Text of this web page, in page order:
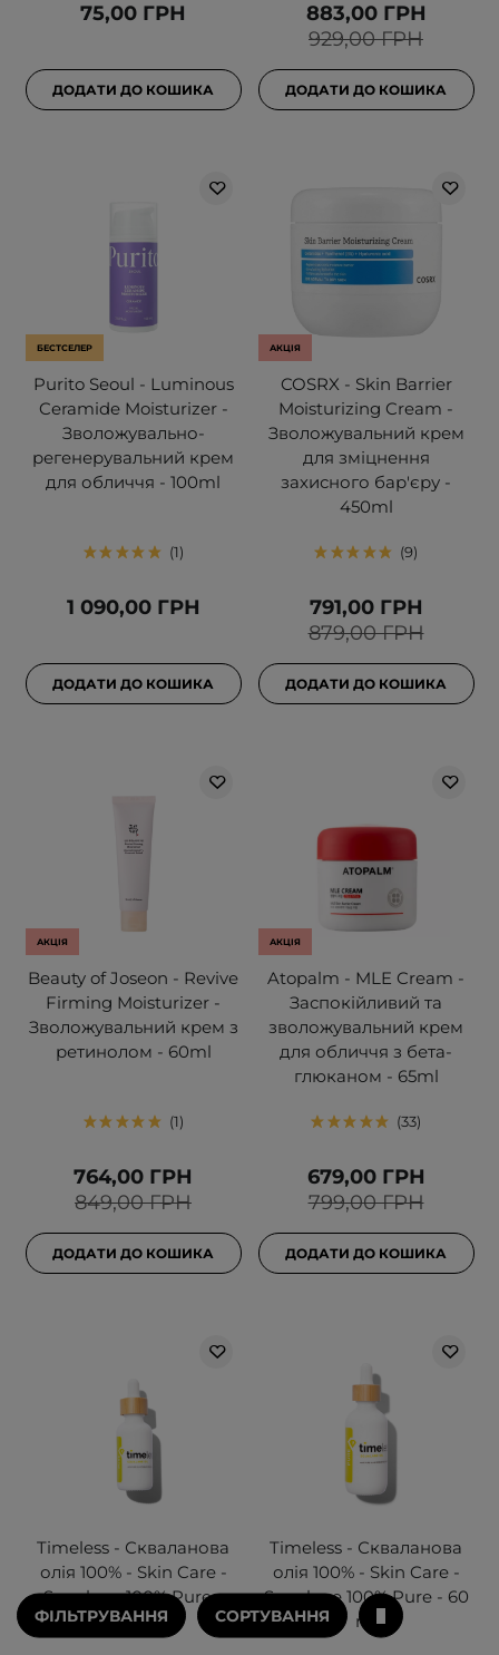
75,00 ГРН
ДОДАТИ ДО КОШИКА
929,00 ГРН
883,00 ГРН
ДОДАТИ ДО КОШИКА
БЕСТСЕЛЕР
Purito Seoul - Luminous
Ceramide Moisturizer -
Зволожувально-
регенерувальний крем
для обличчя - 100ml
1
1 090,00 ГРН
ДОДАТИ ДО КОШИКА
АКЦІЯ
COSRX - Skin Barrier
Moisturizing Cream -
Зволожувальний крем
для зміцнення
захисного бар'єру -
450ml
9
879,00 ГРН
791,00 ГРН
ДОДАТИ ДО КОШИКА
АКЦІЯ
Beauty of Joseon - Revive
Firming Moisturizer -
Зволожувальний крем з
ретинолом - 60ml
1
849,00 ГРН
764,00 ГРН
ДОДАТИ ДО КОШИКА
АКЦІЯ
Atopalm - MLE Cream -
Заспокійливий та
зволожувальний крем
для обличчя з бета-
глюканом - 65ml
33
799,00 ГРН
679,00 ГРН
ДОДАТИ ДО КОШИКА
Timeless - Скваланова
олія 100% - Skin Care -
Squalane 100% Pure -
30ml
Timeless - Скваланова
олія 100% - Skin Care -
Squalane 100% Pure - 60
ml
ФІЛЬТРУВАННЯ СОРТУВАННЯ